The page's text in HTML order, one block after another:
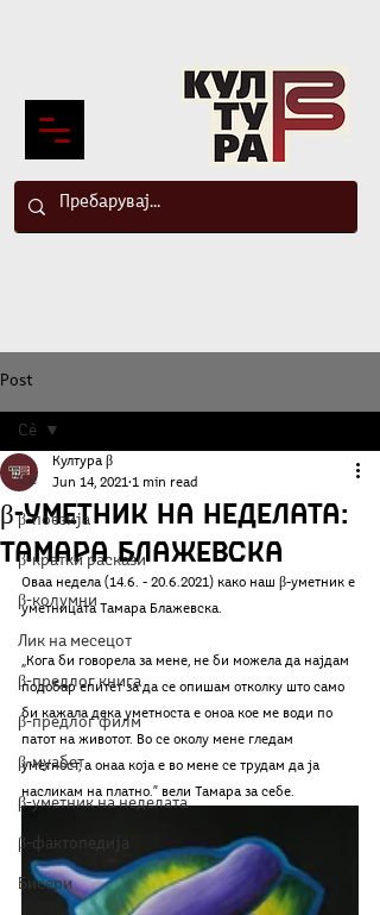
Post
Сè
β-поезија
β-кратки раскази
β-колумни
Лик на месецот
β-предлог книга
β-предлог филм
β-муабет
β-уметник на неделата
β-фактопедија
Бисери
Сè
β-Уметник на неделата:
Тамара Блажевска
Култура β
Jun 14, 2021 1 min read
Оваа недела (14.6. - 20.6.2021) како наш β-уметник е
уметницата Тамара Блажевска.
„Кога би говорела за мене, не би можела да најдам
подобар епитет за да се опишам отколку што само
би кажала дека уметноста е оноа кое ме води по
патот на животот. Во се околу мене гледам
уметност, а онаа која е во мене се трудам да ја
насликам на платно.” вели Тамара за себе.